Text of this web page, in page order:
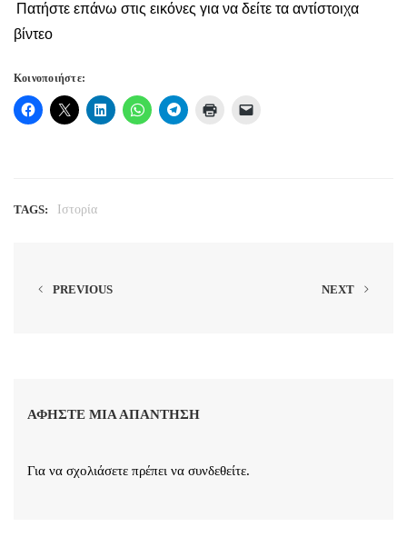
Πατήστε επάνω στις εικόνες για να δείτε τα αντίστοιχα
βίντεο
Κοινοποιήστε:
TAGS: Ιστορία
PREVIOUS NEXT
ΑΦΉΣΤΕ ΜΙΑ ΑΠΆΝΤΗΣΗ
Για να σχολιάσετε πρέπει να συνδεθείτε.